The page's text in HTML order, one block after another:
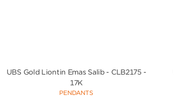
UBS Gold Liontin Emas Salib - CLB2175 -
17K
PENDANTS